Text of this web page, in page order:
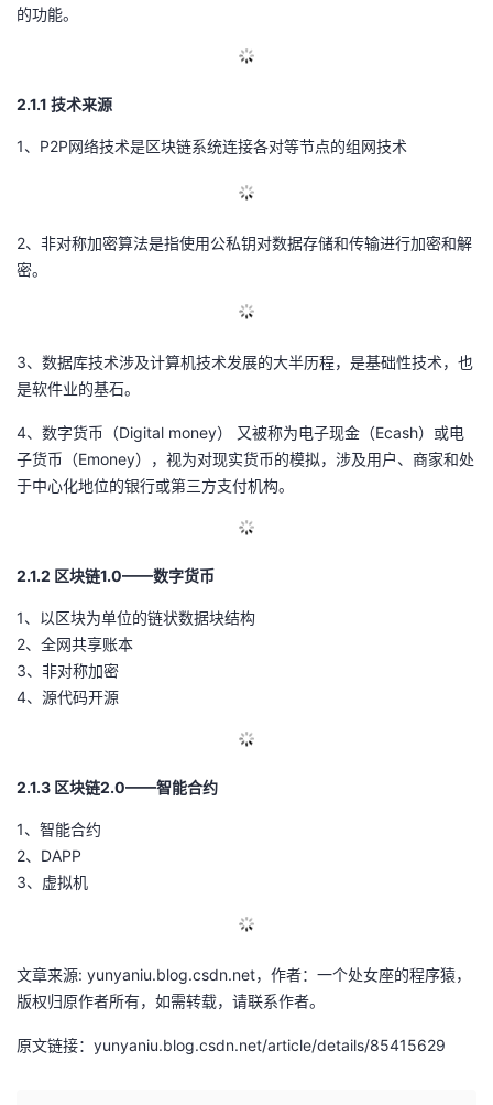
的功能。
2.1.1 技术来源
1、P2P网络技术是区块链系统连接各对等节点的组网技术
2、非对称加密算法是指使用公私钥对数据存储和传输进行加密和解
密。
3、数据库技术涉及计算机技术发展的大半历程，是基础性技术，也
是软件业的基石。
4、数字货币（Digital money） 又被称为电子现金（Ecash）或电
子货币（Emoney），视为对现实货币的模拟，涉及用户、商家和处
于中心化地位的银行或第三方支付机构。
2.1.2 区块链1.0——数字货币
1、以区块为单位的链状数据块结构
2、全网共享账本
3、非对称加密
4、源代码开源
2.1.3 区块链2.0——智能合约
1、智能合约
2、DAPP
3、虚拟机
文章来源: yunyaniu.blog.csdn.net，作者：一个处女座的程序猿，
版权归原作者所有，如需转载，请联系作者。
原文链接：yunyaniu.blog.csdn.net/article/details/85415629